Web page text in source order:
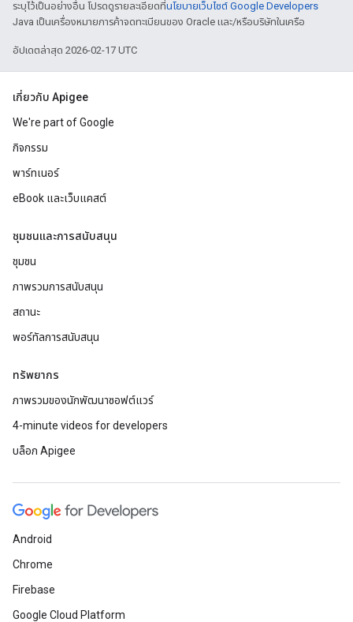
ระบุไว้เป็นอย่างอื่น โปรดดูรายละเอียดที่นโยบายเว็บไซต์ Google Developers
Java เป็นเครื่องหมายการค้าจดทะเบียนของ Oracle และ/หรือบริษัทในเครือ
อัปเดตล่าสุด 2026-02-17 UTC
เกี่ยวกับ Apigee
We're part of Google
กิจกรรม
พาร์ทเนอร์
eBook และเว็บแคสต์
ชุมชนและการสนับสนุน
ชุมชน
ภาพรวมการสนับสนุน
สถานะ
พอร์ทัลการสนับสนุน
ทรัพยากร
ภาพรวมของนักพัฒนาซอฟต์แวร์
4-minute videos for developers
บล็อก Apigee
Android
Chrome
Firebase
Google Cloud Platform